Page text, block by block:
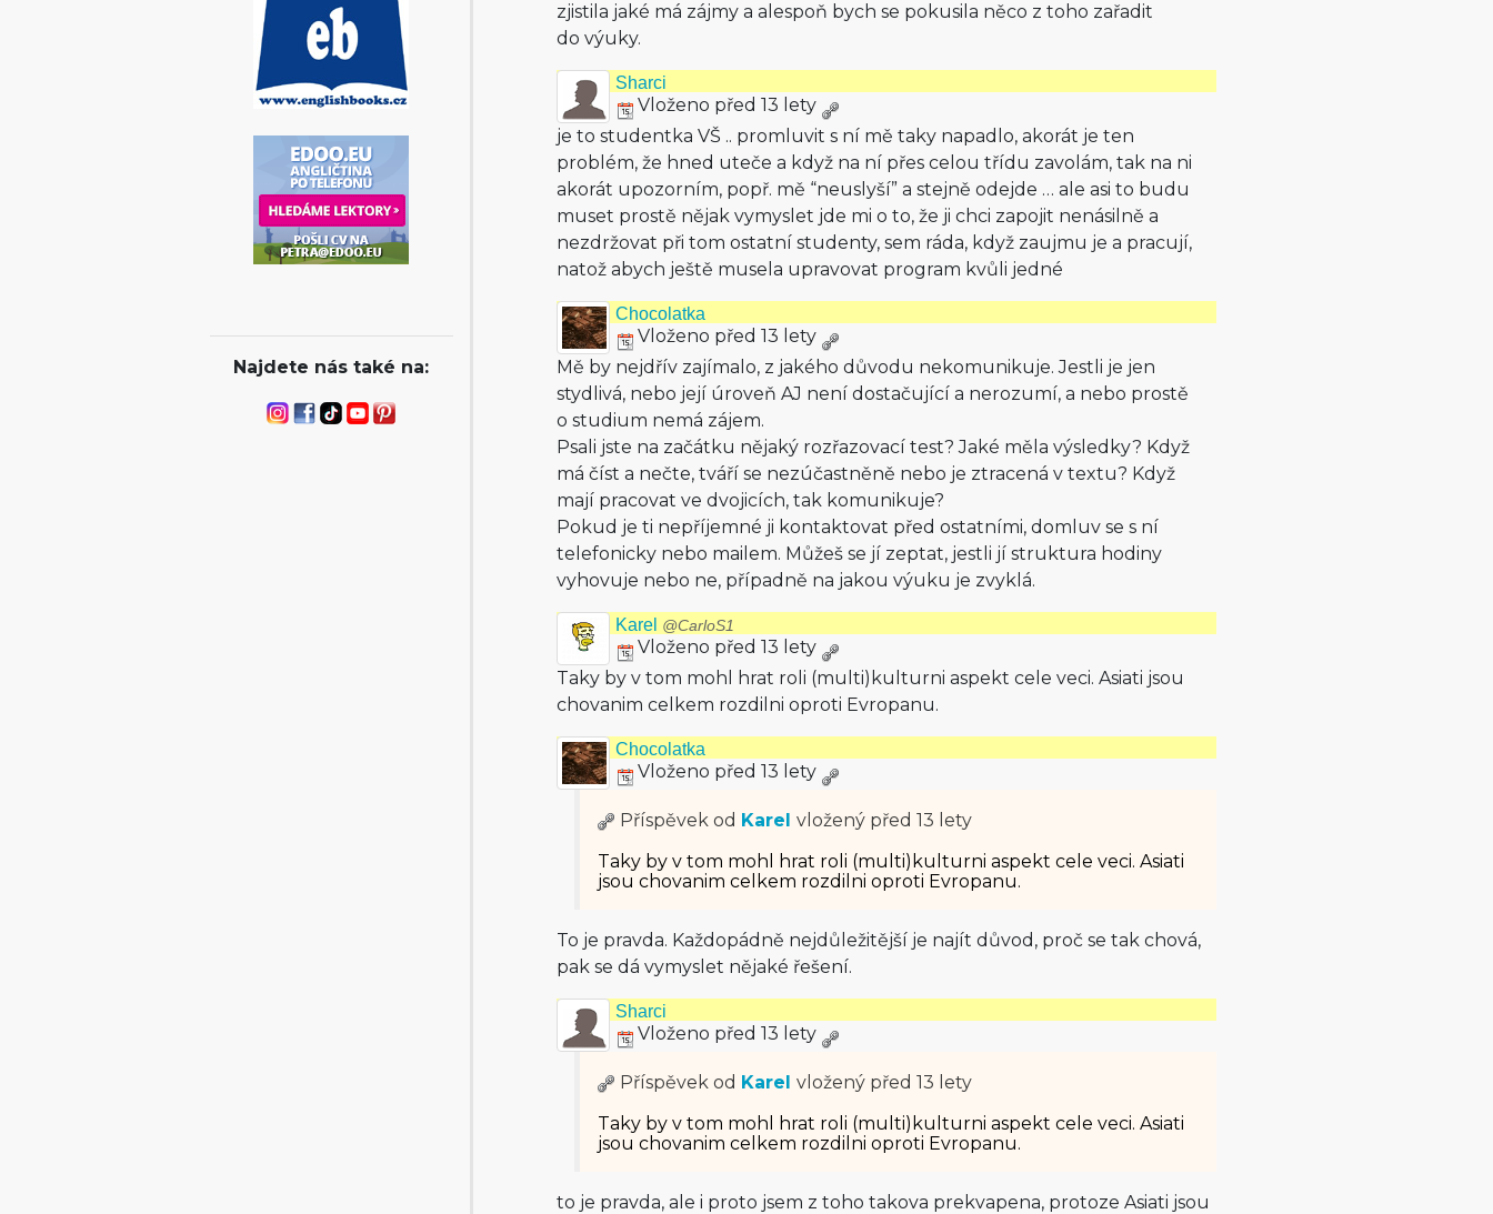
Najdete nás také na:
zjistila jaké má zájmy a alespoň bych se pokusila něco z toho zařadit
do výuky.
Sharci
Vloženo před 13 lety
je to studentka VŠ .. promluvit s ní mě taky napadlo, akorát je ten
problém, že hned uteče a když na ní přes celou třídu zavolám, tak na ni
akorát upozorním, popř. mě “neuslyší” a stejně odejde … ale asi to budu
muset prostě nějak vymyslet jde mi o to, že ji chci zapojit nenásilně a
nezdržovat při tom ostatní studenty, sem ráda, když zaujmu je a pracují,
natož abych ještě musela upravovat program kvůli jedné
Chocolatka
Vloženo před 13 lety
Mě by nejdřív zajímalo, z jakého důvodu nekomunikuje. Jestli je jen
stydlivá, nebo její úroveň AJ není dostačující a nerozumí, a nebo prostě
o studium nemá zájem.
Psali jste na začátku nějaký rozřazovací test? Jaké měla výsledky? Když
má číst a nečte, tváří se nezúčastněně nebo je ztracená v textu? Když
mají pracovat ve dvojicích, tak komunikuje?
Pokud je ti nepříjemné ji kontaktovat před ostatními, domluv se s ní
telefonicky nebo mailem. Můžeš se jí zeptat, jestli jí struktura hodiny
vyhovuje nebo ne, případně na jakou výuku je zvyklá.
Karel @CarloS1
Vloženo před 13 lety
Taky by v tom mohl hrat roli (multi)kulturni aspekt cele veci. Asiati jsou
chovanim celkem rozdilni oproti Evropanu.
Chocolatka
Vloženo před 13 lety
Příspěvek od Karel vložený před 13 lety
Taky by v tom mohl hrat roli (multi)kulturni aspekt cele veci. Asiati
jsou chovanim celkem rozdilni oproti Evropanu.
To je pravda. Každopádně nejdůležitější je najít důvod, proč se tak chová,
pak se dá vymyslet nějaké řešení.
Sharci
Vloženo před 13 lety
Příspěvek od Karel vložený před 13 lety
Taky by v tom mohl hrat roli (multi)kulturni aspekt cele veci. Asiati
jsou chovanim celkem rozdilni oproti Evropanu.
to je pravda, ale i proto jsem z toho takova prekvapena, protoze Asiati jsou